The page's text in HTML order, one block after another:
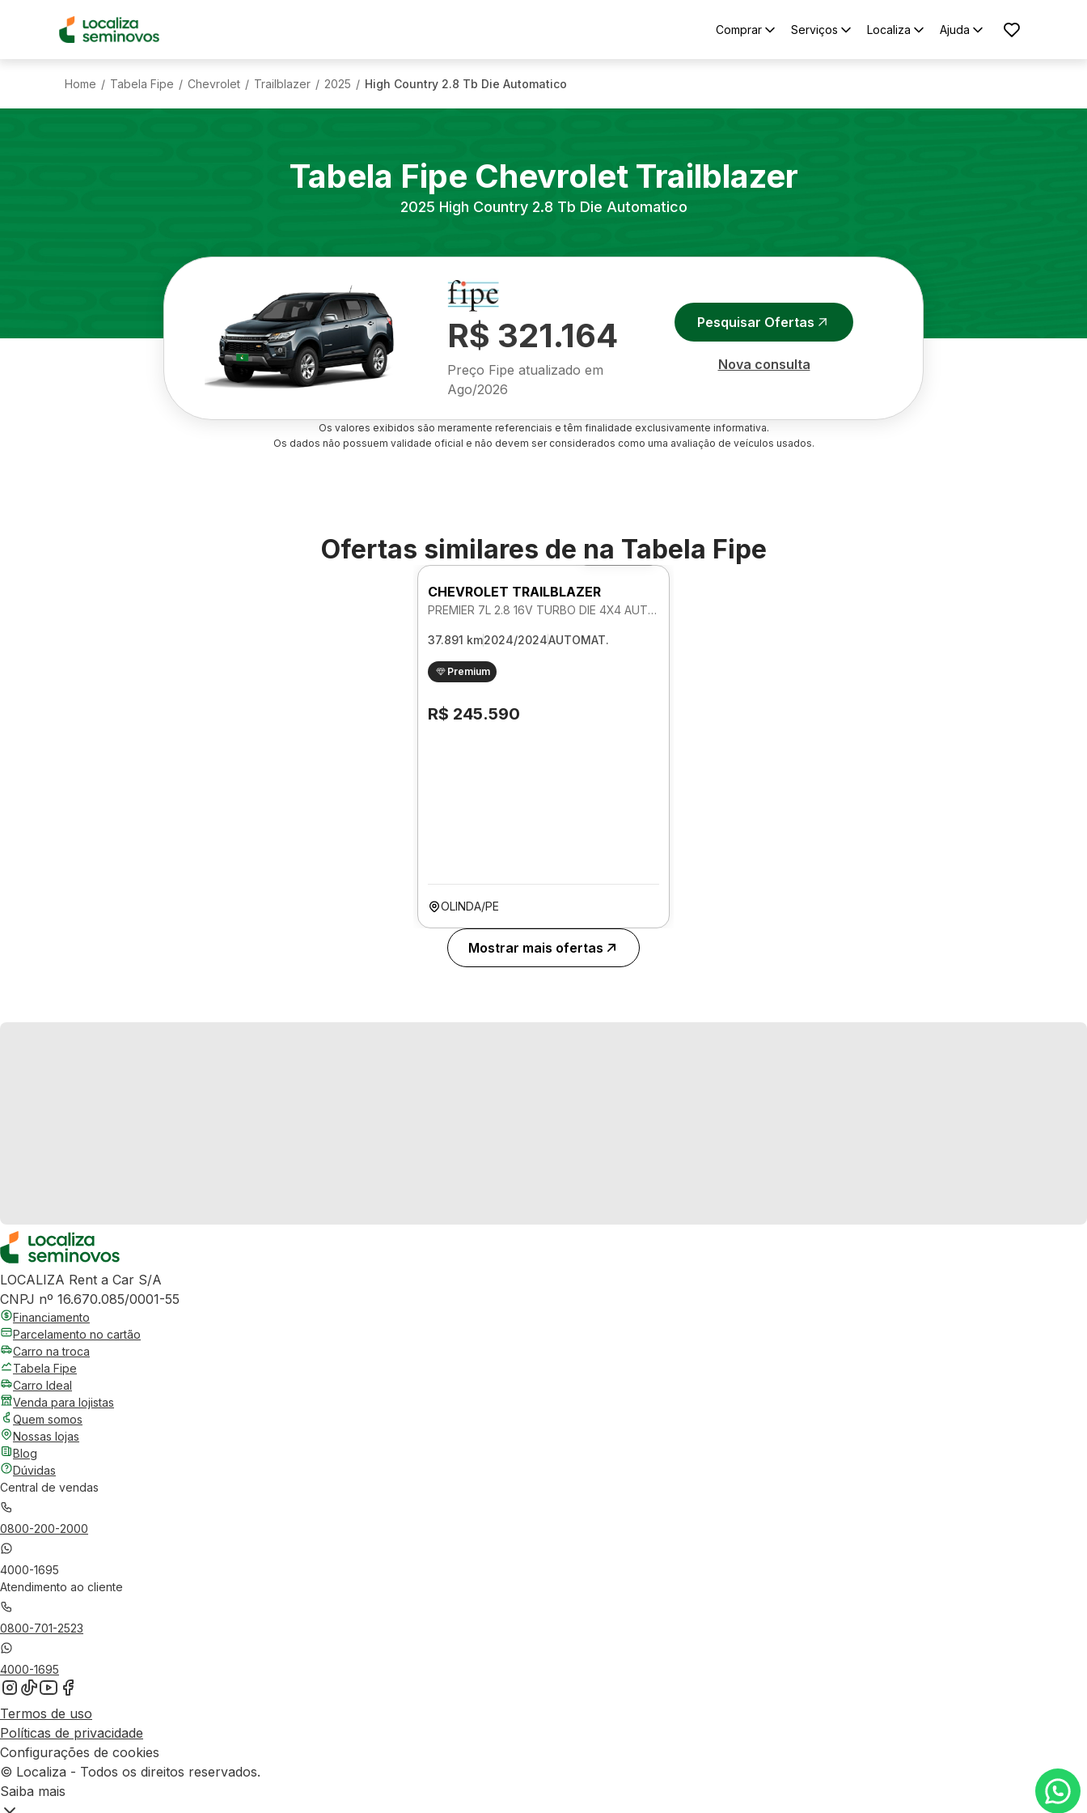
Comprar Serviços Localiza Ajuda
Home / Tabela Fipe / Chevrolet / Trailblazer / 2025 / High Country 2.8 Tb Die Automatico
Tabela Fipe Chevrolet Trailblazer
2025 High Country 2.8 Tb Die Automatico
R$ 321.164
Preço Fipe atualizado em
Ago/2026
Pesquisar Ofertas
Nova consulta
Os valores exibidos são meramente referenciais e têm finalidade exclusivamente informativa.
Os dados não possuem validade oficial e não devem ser considerados como uma avaliação de veículos usados.
Ofertas similares de na Tabela Fipe
Foto 360º
CHEVROLET TRAILBLAZER
PREMIER 7L 2.8 16V TURBO DIE 4X4 AUTOMATICO
37.891 km2024/2024AUTOMAT.
Premium
R$ 245.590
OLINDA/PE
Mostrar mais ofertas
LOCALIZA Rent a Car S/A
CNPJ nº 16.670.085/0001-55
Financiamento
Parcelamento no cartão
Carro na troca
Tabela Fipe
Carro Ideal
Venda para lojistas
Quem somos
Nossas lojas
Blog
Dúvidas
Central de vendas
0800-200-2000
4000-1695
Atendimento ao cliente
0800-701-2523
4000-1695
Termos de uso
Políticas de privacidade
Configurações de cookies
© Localiza - Todos os direitos reservados.
Saiba mais